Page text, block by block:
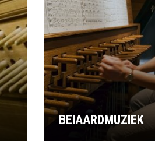
BEIAARDMUZIEK